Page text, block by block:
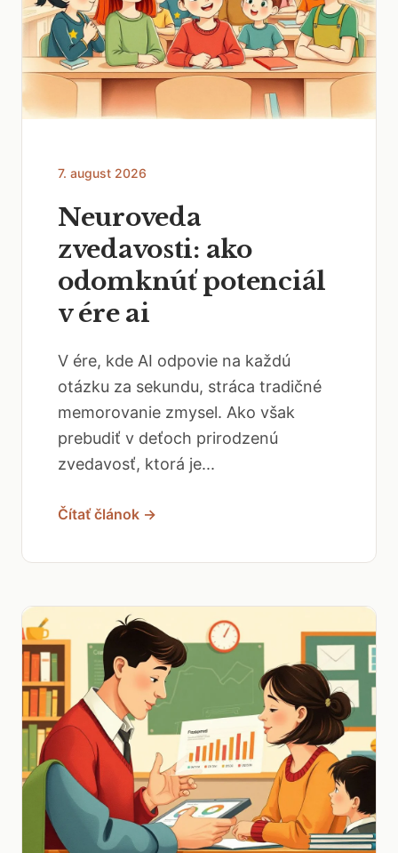
7. august 2026
Neuroveda
zvedavosti: ako
odomknúť potenciál
v ére ai
V ére, kde AI odpovie na každú
otázku za sekundu, stráca tradičné
memorovanie zmysel. Ako však
prebudiť v deťoch prirodzenú
zvedavosť, ktorá je...
Čítať článok →